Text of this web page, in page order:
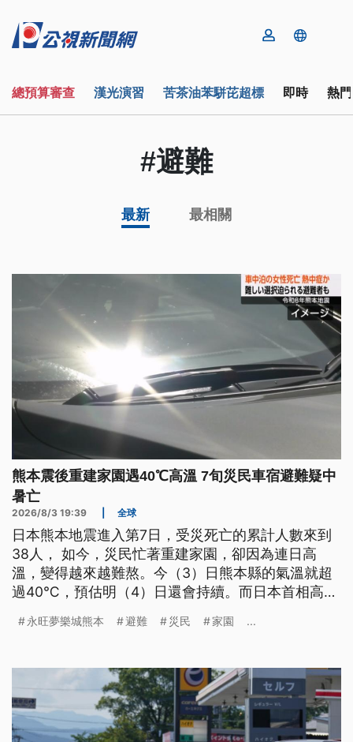
總預算審查 漢光演習 苦茶油苯駢芘超標 即時 熱
#避難
最新 最相關
熊本震後重建家園遇40℃高溫 7旬災民車宿避難疑中
暑亡
2026/8/3 19:39 全球
日本熊本地震進入第7日，受災死亡的累計人數來到
38人， 如今，災民忙著重建家園，卻因為連日高
溫，變得越來越難熬。今（3）日熊本縣的氣溫就超
過40℃，預估明（4）日還會持續。而日本首相高市
需求。
永旺夢樂城熊本 避難 災民 家園 ...